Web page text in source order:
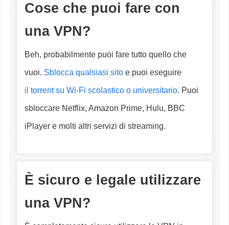
Cose che puoi fare con
una VPN?
Beh, probabilmente puoi fare tutto quello che
vuoi. Sblocca qualsiasi sito e puoi eseguire
il torrent su Wi-Fi scolastico o universitario. Puoi
sbloccare Netflix, Amazon Prime, Hulu, BBC
iPlayer e molti altri servizi di streaming.
È sicuro e legale utilizzare
una VPN?